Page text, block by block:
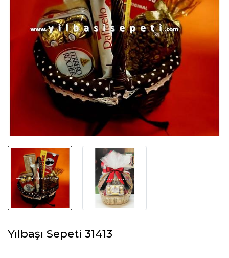
Yılbaşı Sepeti 31413